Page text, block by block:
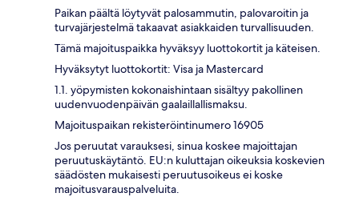
Paikan päältä löytyvät palosammutin, palovaroitin ja
turvajärjestelmä takaavat asiakkaiden turvallisuuden.
Tämä majoituspaikka hyväksyy luottokortit ja käteisen.
Hyväksytyt luottokortit: Visa ja Mastercard
1.1. yöpymisten kokonaishintaan sisältyy pakollinen
uudenvuodenpäivän gaalaillallismaksu.
Majoituspaikan rekisteröintinumero 16905
Jos peruutat varauksesi, sinua koskee majoittajan
peruutuskäytäntö. EU:n kuluttajan oikeuksia koskevien
säädösten mukaisesti peruutusoikeus ei koske
majoitusvarauspalveluita.